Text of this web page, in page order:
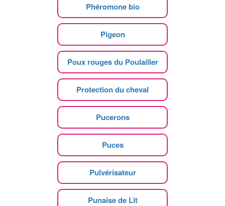
Phéromone bio
Pigeon
Poux rouges du Poulailler
Protection du cheval
Pucerons
Puces
Pulvérisateur
Punaise de Lit